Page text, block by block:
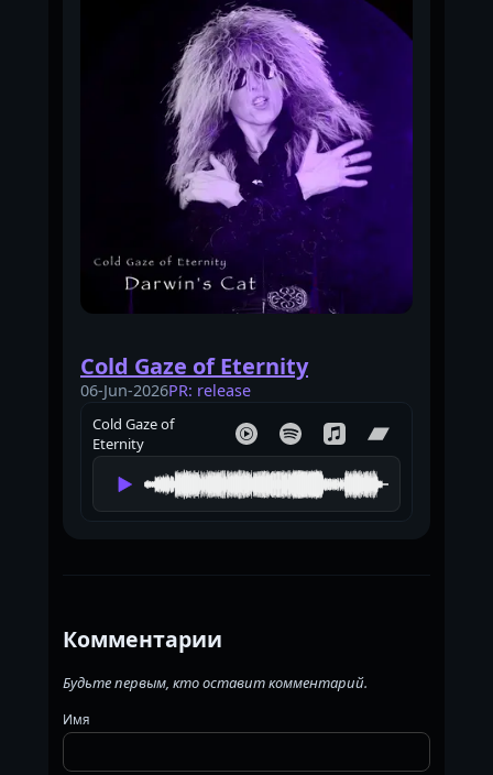
Cold Gaze of Eternity
06-Jun-2026PR: release
Cold Gaze of
Eternity
Комментарии
Будьте первым, кто оставит комментарий.
Имя